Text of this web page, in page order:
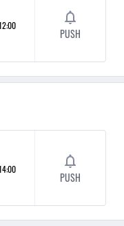
PUSH
PUSH